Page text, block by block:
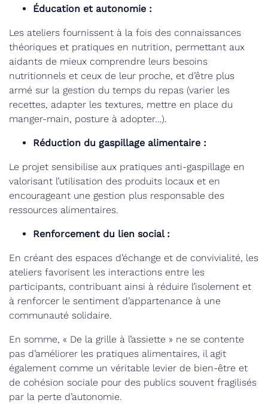
Éducation et autonomie :
Les ateliers fournissent à la fois des connaissances
théoriques et pratiques en nutrition, permettant aux
aidants de mieux comprendre leurs besoins
nutritionnels et ceux de leur proche, et d’être plus
armé sur la gestion du temps du repas (varier les
recettes, adapter les textures, mettre en place du
manger-main, posture à adopter…).
Réduction du gaspillage alimentaire :
Le projet sensibilise aux pratiques anti-gaspillage en
valorisant l’utilisation des produits locaux et en
encourageant une gestion plus responsable des
ressources alimentaires.
Renforcement du lien social :
En créant des espaces d’échange et de convivialité, les
ateliers favorisent les interactions entre les
participants, contribuant ainsi à réduire l’isolement et
à renforcer le sentiment d’appartenance à une
communauté solidaire.
En somme, « De la grille à l’assiette » ne se contente
pas d’améliorer les pratiques alimentaires, il agit
également comme un véritable levier de bien-être et
de cohésion sociale pour des publics souvent fragilisés
par la perte d’autonomie.